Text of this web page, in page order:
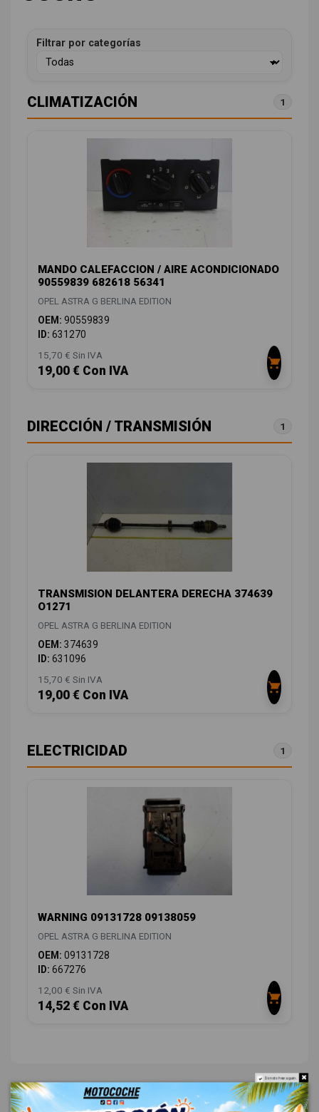
Filtrar por categorías
CLIMATIZACIÓN 1
MANDO CALEFACCION / AIRE ACONDICIONADO
90559839 682618 56341
OPEL ASTRA G BERLINA EDITION
OEM: 90559839
ID: 631270
15,70 € Sin IVA
19,00 € Con IVA
DIRECCIÓN / TRANSMISIÓN 1
TRANSMISION DELANTERA DERECHA 374639
O1271
OPEL ASTRA G BERLINA EDITION
OEM: 374639
ID: 631096
15,70 € Sin IVA
19,00 € Con IVA
ELECTRICIDAD 1
WARNING 09131728 09138059
OPEL ASTRA G BERLINA EDITION
OEM: 09131728
ID: 667276
12,00 € Sin IVA
14,52 € Con IVA
Do not show again.